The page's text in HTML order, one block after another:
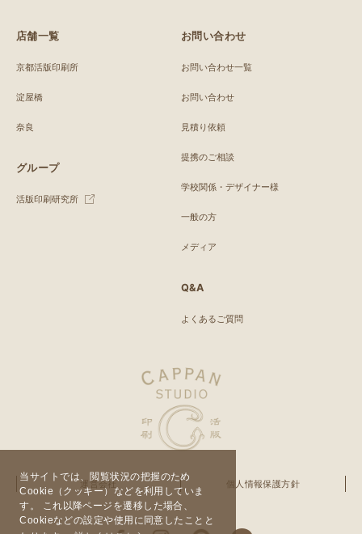
当サイトでは、閲覧状況の把握のため
Cookie（クッキー）などを利用していま
す。 これ以降ページを遷移した場合、
Cookieなどの設定や使用に同意したことと
店舗一覧
京都活版印刷所
淀屋橋
奈良
グループ
活版印刷研究所
お問い合わせ
お問い合わせ一覧
お問い合わせ
見積り依頼
提携のご相談
学校関係・デザイナー様
一般の方
メディア
Q&A
よくあるご質問
運営会社 個人情報保護方針